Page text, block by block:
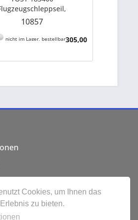
Cookies, um Ihnen das
zu bieten.
Kräuselkrepp weiß
10857
nicht im Lager, bestellbar305,00 € *